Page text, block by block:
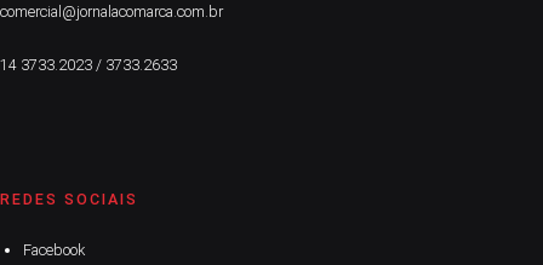
comercial@jornalacomarca.com.br
14 3733.2023 / 3733.2633
REDES SOCIAIS
Facebook